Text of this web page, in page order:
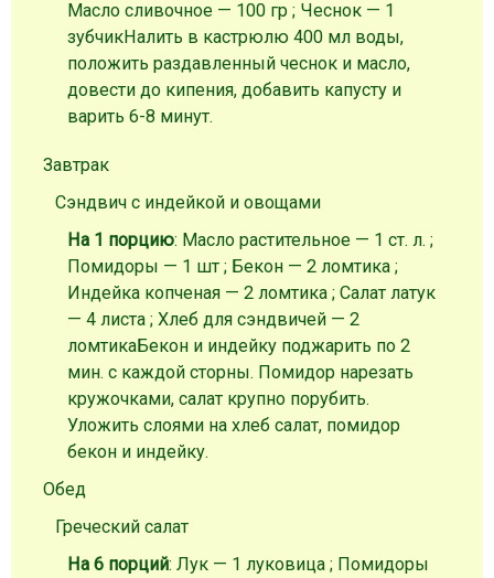
Масло сливочное — 100 гр ; Чеснок — 1
зубчикНалить в кастрюлю 400 мл воды,
положить раздавленныйчеснок и масло,
довести до кипения, добавить капусту и
варить 6-8 минут.
Завтрак
Сэндвич с индейкой и овощами
На 1 порцию: Масло растительное — 1 ст. л. ;
Помидоры — 1 шт ; Бекон — 2 ломтика ;
Индейка копченая — 2 ломтика ; Салат латук
— 4 листа ; Хлеб для сэндвичей — 2
ломтикаБекон и индейку поджарить по 2
мин. с каждой сторны. Помидор нарезать
кружочками, салат крупно порубить.
Уложить слоями на хлеб салат, помидор
бекон и индейку.
Обед
Греческий салат
На 6 порций: Лук — 1 луковица ; Помидоры